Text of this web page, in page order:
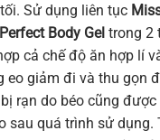
Sử dụng liên tục
Body Gel trong 2
cả chế độ ăn hợp lí
eo giảm đi và thu gọn
rạn do béo cũng được
sau quá trình sử dụng.